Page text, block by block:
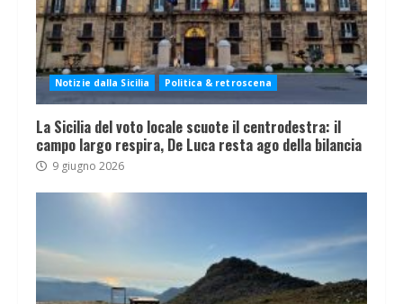
Notizie dalla Sicilia Politica & retroscena
La Sicilia del voto locale scuote il centrodestra: il
campo largo respira, De Luca resta ago della bilancia
9 giugno 2026